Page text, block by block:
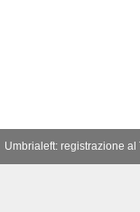
Umbrialeft: registrazione